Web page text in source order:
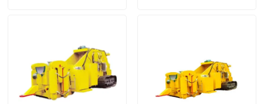
Rohrleitungs-Maschinen
Rohrleitungs-Schicht